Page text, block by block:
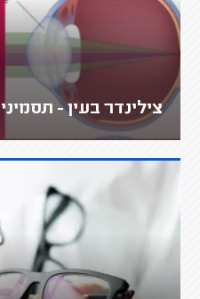
צילינדר בעין -